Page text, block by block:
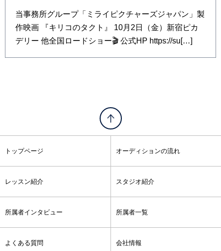
当事務所グループ「ミライピクチャーズジャパン」製
作映画 『キリコのタクト』 10月2日（金）新宿ピカ
デリー 他全国ロードショー🎬 公式HP https://su[…]
トップページ オーディションの流れ
レッスン紹介 スタジオ紹介
所属者インタビュー 所属者一覧
よくある質問 会社情報